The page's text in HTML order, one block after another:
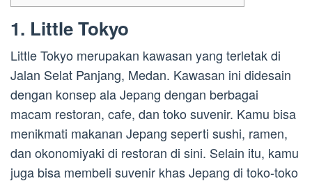
1. Little Tokyo
Little Tokyo merupakan kawasan yang terletak di
Jalan Selat Panjang, Medan. Kawasan ini didesain
dengan konsep ala Jepang dengan berbagai
macam restoran, cafe, dan toko suvenir. Kamu bisa
menikmati makanan Jepang seperti sushi, ramen,
dan okonomiyaki di restoran di sini. Selain itu, kamu
juga bisa membeli suvenir khas Jepang di toko-toko